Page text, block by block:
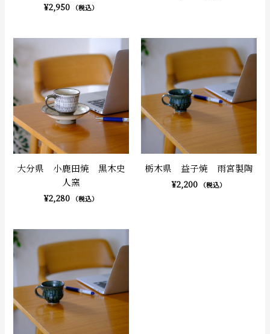
¥2,950 （税込）
大分県 小鹿田焼 黒木史
人窯
¥2,280 （税込）
栃木県 益子焼 雨宮製陶
¥2,200 （税込）